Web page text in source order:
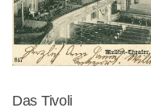
Das Tivoli